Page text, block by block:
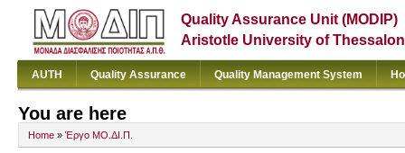
Quality Assurance Unit (MODIP)
Aristotle University of
AUTH Quality Assurance Quality Management System
You are here
Home » Έργο ΜΟ.ΔΙ.Π.